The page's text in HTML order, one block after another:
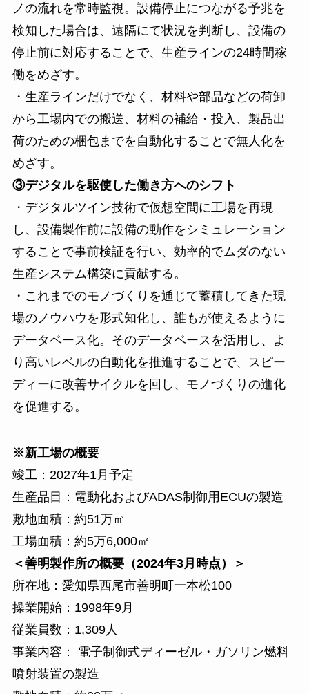
ノの流れを常時監視。設備停止につながる予兆を
検知した場合は、遠隔にて状況を判断し、設備の
停止前に対応することで、生産ラインの24時間稼
働をめざす。
・生産ラインだけでなく、材料や部品などの荷卸
から工場内での搬送、材料の補給・投入、製品出
荷のための梱包までを自動化することで無人化を
めざす。
③デジタルを駆使した働き方へのシフト
・デジタルツイン技術で仮想空間に工場を再現
し、設備製作前に設備の動作をシミュレーション
することで事前検証を行い、効率的でムダのない
生産システム構築に貢献する。
・これまでのモノづくりを通じて蓄積してきた現
場のノウハウを形式知化し、誰もが使えるように
データベース化。そのデータベースを活用し、よ
り高いレベルの自動化を推進することで、スピー
ディーに改善サイクルを回し、モノづくりの進化
を促進する。
※新工場の概要
竣工：2027年1月予定
生産品目：電動化およびADAS制御用ECUの製造
敷地面積：約51万㎡
工場面積：約5万6,000㎡
＜善明製作所の概要（2024年3月時点）＞
所在地：愛知県西尾市善明町一本松100
操業開始：1998年9月
従業員数：1,309人
事業内容： 電子制御式ディーゼル・ガソリン燃料
噴射装置の製造